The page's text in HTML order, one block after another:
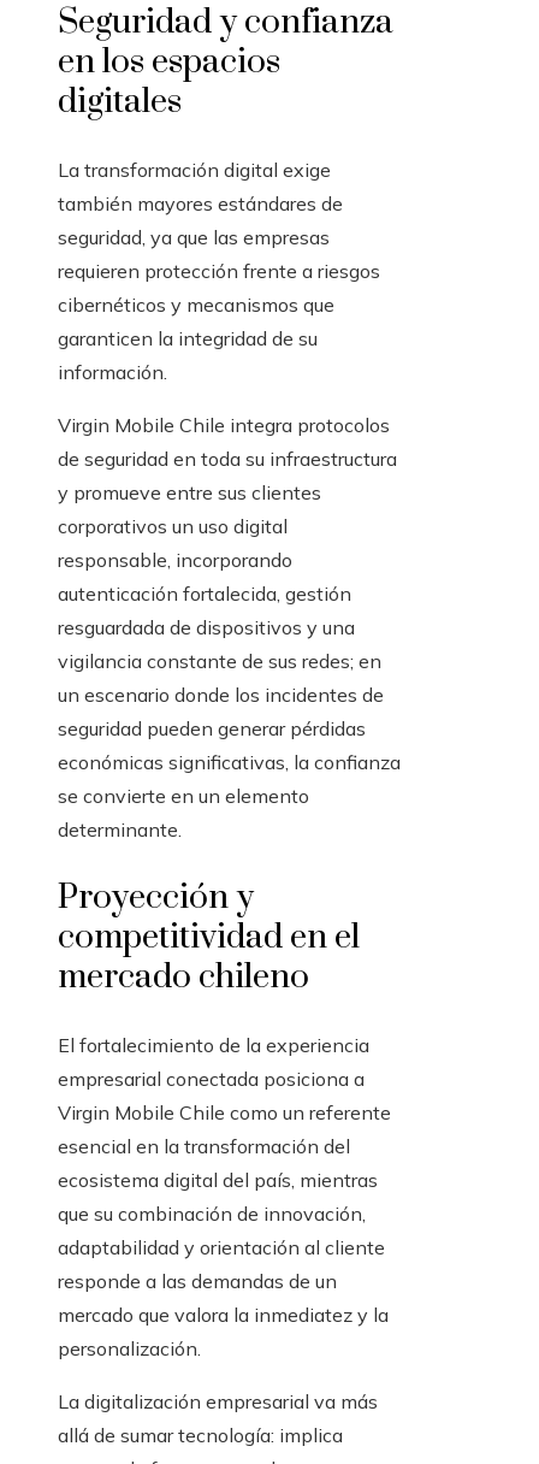
Seguridad y confianza
en los espacios
digitales
La transformación digital exige
también mayores estándares de
seguridad, ya que las empresas
requieren protección frente a riesgos
cibernéticos y mecanismos que
garanticen la integridad de su
información.
Virgin Mobile Chile integra protocolos
de seguridad en toda su infraestructura
y promueve entre sus clientes
corporativos un uso digital
responsable, incorporando
autenticación fortalecida, gestión
resguardada de dispositivos y una
vigilancia constante de sus redes; en
un escenario donde los incidentes de
seguridad pueden generar pérdidas
económicas significativas, la confianza
se convierte en un elemento
determinante.
Proyección y
competitividad en el
mercado chileno
El fortalecimiento de la experiencia
empresarial conectada posiciona a
Virgin Mobile Chile como un referente
esencial en la transformación del
ecosistema digital del país, mientras
que su combinación de innovación,
adaptabilidad y orientación al cliente
responde a las demandas de un
mercado que valora la inmediatez y la
personalización.
La digitalización empresarial va más
allá de sumar tecnología: implica